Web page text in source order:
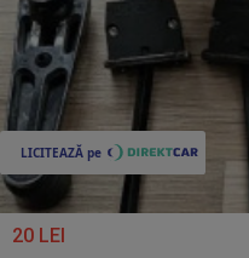
20 LEI